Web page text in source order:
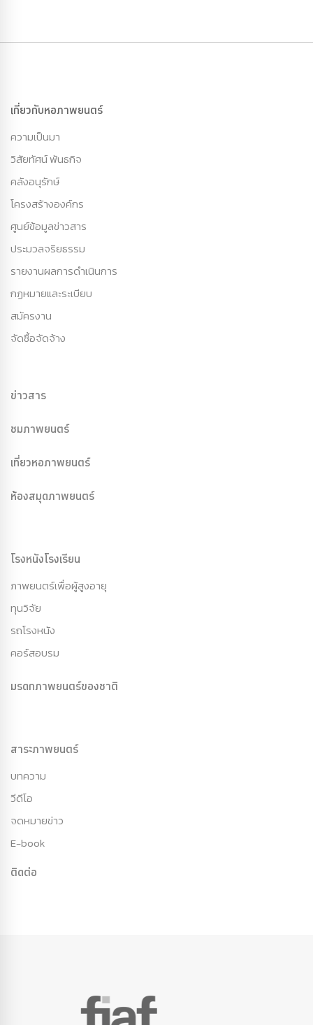
เกี่ยวกับหอภาพยนตร์
ความเป็นมา
วิสัยทัศน์ พันธกิจ
คลังอนุรักษ์
โครงสร้างองค์กร
ศูนย์ข้อมูลข่าวสาร
ประมวลจริยธรรม
รายงานผลการดำเนินการ
กฏหมายและระเบียบ
สมัครงาน
จัดซื้อจัดจ้าง
ข่าวสาร
ชมภาพยนตร์
เที่ยวหอภาพยนตร์
ห้องสมุดภาพยนตร์
โรงหนังโรงเรียน
ภาพยนตร์เพื่อผู้สูงอายุ
ทุนวิจัย
รถโรงหนัง
คอร์สอบรม
มรดกภาพยนตร์ของชาติ
สาระภาพยนตร์
บทความ
วีดีโอ
จดหมายข่าว
E-book
ติดต่อ